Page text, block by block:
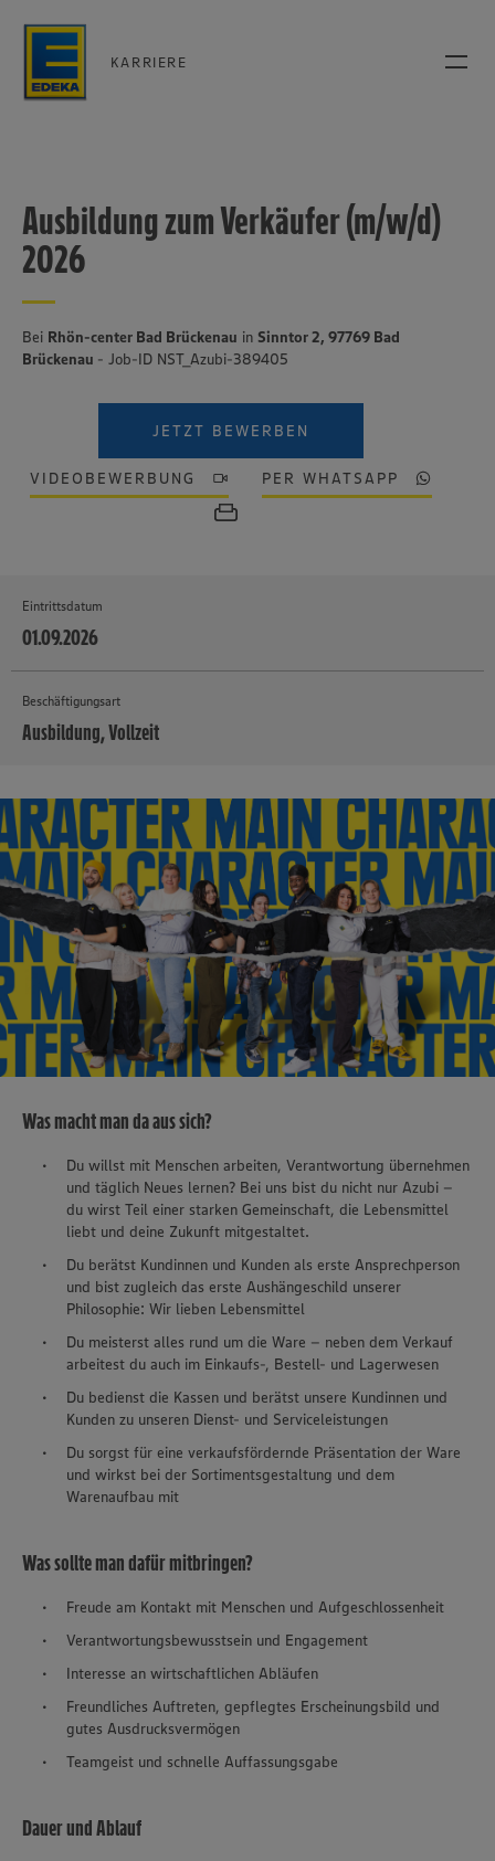
KARRIERE
Ausbildung zum Verkäufer (m/w/d)
2026
Bei Rhön-center Bad Brückenau in Sinntor 2, 97769 Bad
Brückenau - Job-ID NST_Azubi-389405
JETZT BEWERBEN
VIDEOBEWERBUNG PER WHATSAPP
Eintrittsdatum
01.09.2026
Beschäftigungsart
Ausbildung, Vollzeit
Was macht man da aus sich?
Du willst mit Menschen arbeiten, Verantwortung übernehmen
und täglich Neues lernen? Bei uns bist du nicht nur Azubi –
du wirst Teil einer starken Gemeinschaft, die Lebensmittel
liebt und deine Zukunft mitgestaltet.
Du berätst Kundinnen und Kunden als erste Ansprechperson
und bist zugleich das erste Aushängeschild unserer
Philosophie: Wir lieben Lebensmittel
Du meisterst alles rund um die Ware – neben dem Verkauf
arbeitest du auch im Einkaufs-, Bestell- und Lagerwesen
Du bedienst die Kassen und berätst unsere Kundinnen und
Kunden zu unseren Dienst- und Serviceleistungen
Du sorgst für eine verkaufsfördernde Präsentation der Ware
und wirkst bei der Sortimentsgestaltung und dem
Warenaufbau mit
Was sollte man dafür mitbringen?
Freude am Kontakt mit Menschen und Aufgeschlossenheit
Verantwortungsbewusstsein und Engagement
Interesse an wirtschaftlichen Abläufen
Freundliches Auftreten, gepflegtes Erscheinungsbild und
gutes Ausdrucksvermögen
Teamgeist und schnelle Auffassungsgabe
Dauer und Ablauf